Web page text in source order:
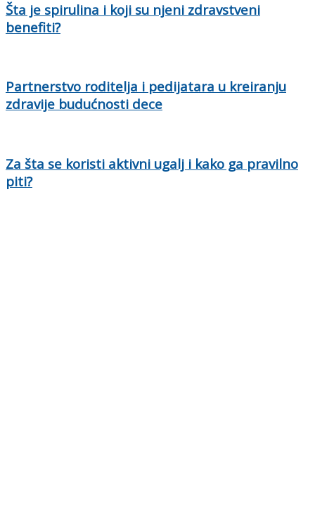
Šta je spirulina i koji su njeni zdravstveni
benefiti?
Partnerstvo roditelja i pedijatara u kreiranju
zdravije budućnosti dece
Za šta se koristi aktivni ugalj i kako ga pravilno
piti?